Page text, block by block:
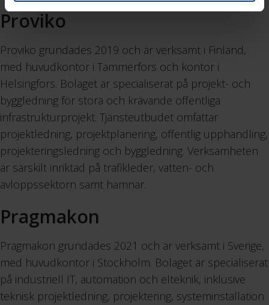
Proviko
Proviko grundades 2019 och är verksamt i Finland,
med huvudkontor i Tammerfors och kontor i
Helsingfors. Bolaget är specialiserat på projekt- och
byggledning för stora och krävande offentliga
infrastrukturprojekt. Tjänsteutbudet omfattar
projektledning, projektplanering, offentlig upphandling,
projekteringsledning och byggledning. Verksamheten
är särskilt inriktad på trafikleder, vatten- och
avloppssektorn samt hamnar.
Pragmakon
Pragmakon grundades 2021 och är verksamt i Sverige,
med huvudkontor i Stockholm. Bolaget är specialiserat
på industriell IT, automation och elteknik, inklusive
teknisk projektledning, projektering, systeminstallation